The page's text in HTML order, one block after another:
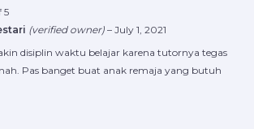
5
(verified owner) – July 1, 2021
disiplin waktu belajar karena tutornya tegas
Pas banget buat anak remaja yang butuh